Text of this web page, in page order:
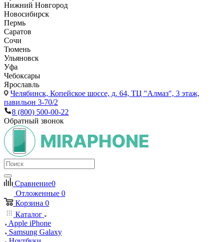
Нижний Новгород
Новосибирск
Пермь
Саратов
Сочи
Тюмень
Ульяновск
Уфа
Чебоксары
Ярославль
Челябинск, Копейское шоссе, д. 64, ТЦ "Алмаз", 3 этаж,
павильон 3-70/2
8 (800) 500-00-22
Обратный звонок
Сравнение0
Отложенные 0
Корзина 0
Каталог
Apple iPhone
Samsung Galaxy